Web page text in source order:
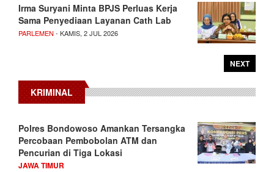
Irma Suryani Minta BPJS Perluas Kerja
Sama Penyediaan Layanan Cath Lab
PARLEMEN - KAMIS, 2 JUL 2026
NEXT
KRIMINAL
Polres Bondowoso Amankan Tersangka
Percobaan Pembobolan ATM dan
Pencurian di Tiga Lokasi
JAWA TIMUR